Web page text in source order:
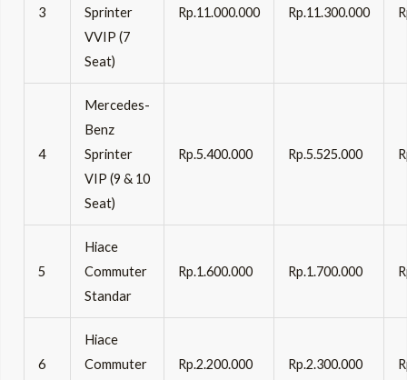
3
Sprinter
VVIP (7
Seat)
Rp.11.000.000 Rp.11.300.000
4
Mercedes-
Benz
Sprinter
VIP (9 & 10
Seat)
Rp.5.400.000 Rp.5.525.000
5
Hiace
Commuter
Standar
Rp.1.600.000 Rp.1.700.000
6
Hiace
Commuter
Rp.2.200.000 Rp.2.300.000